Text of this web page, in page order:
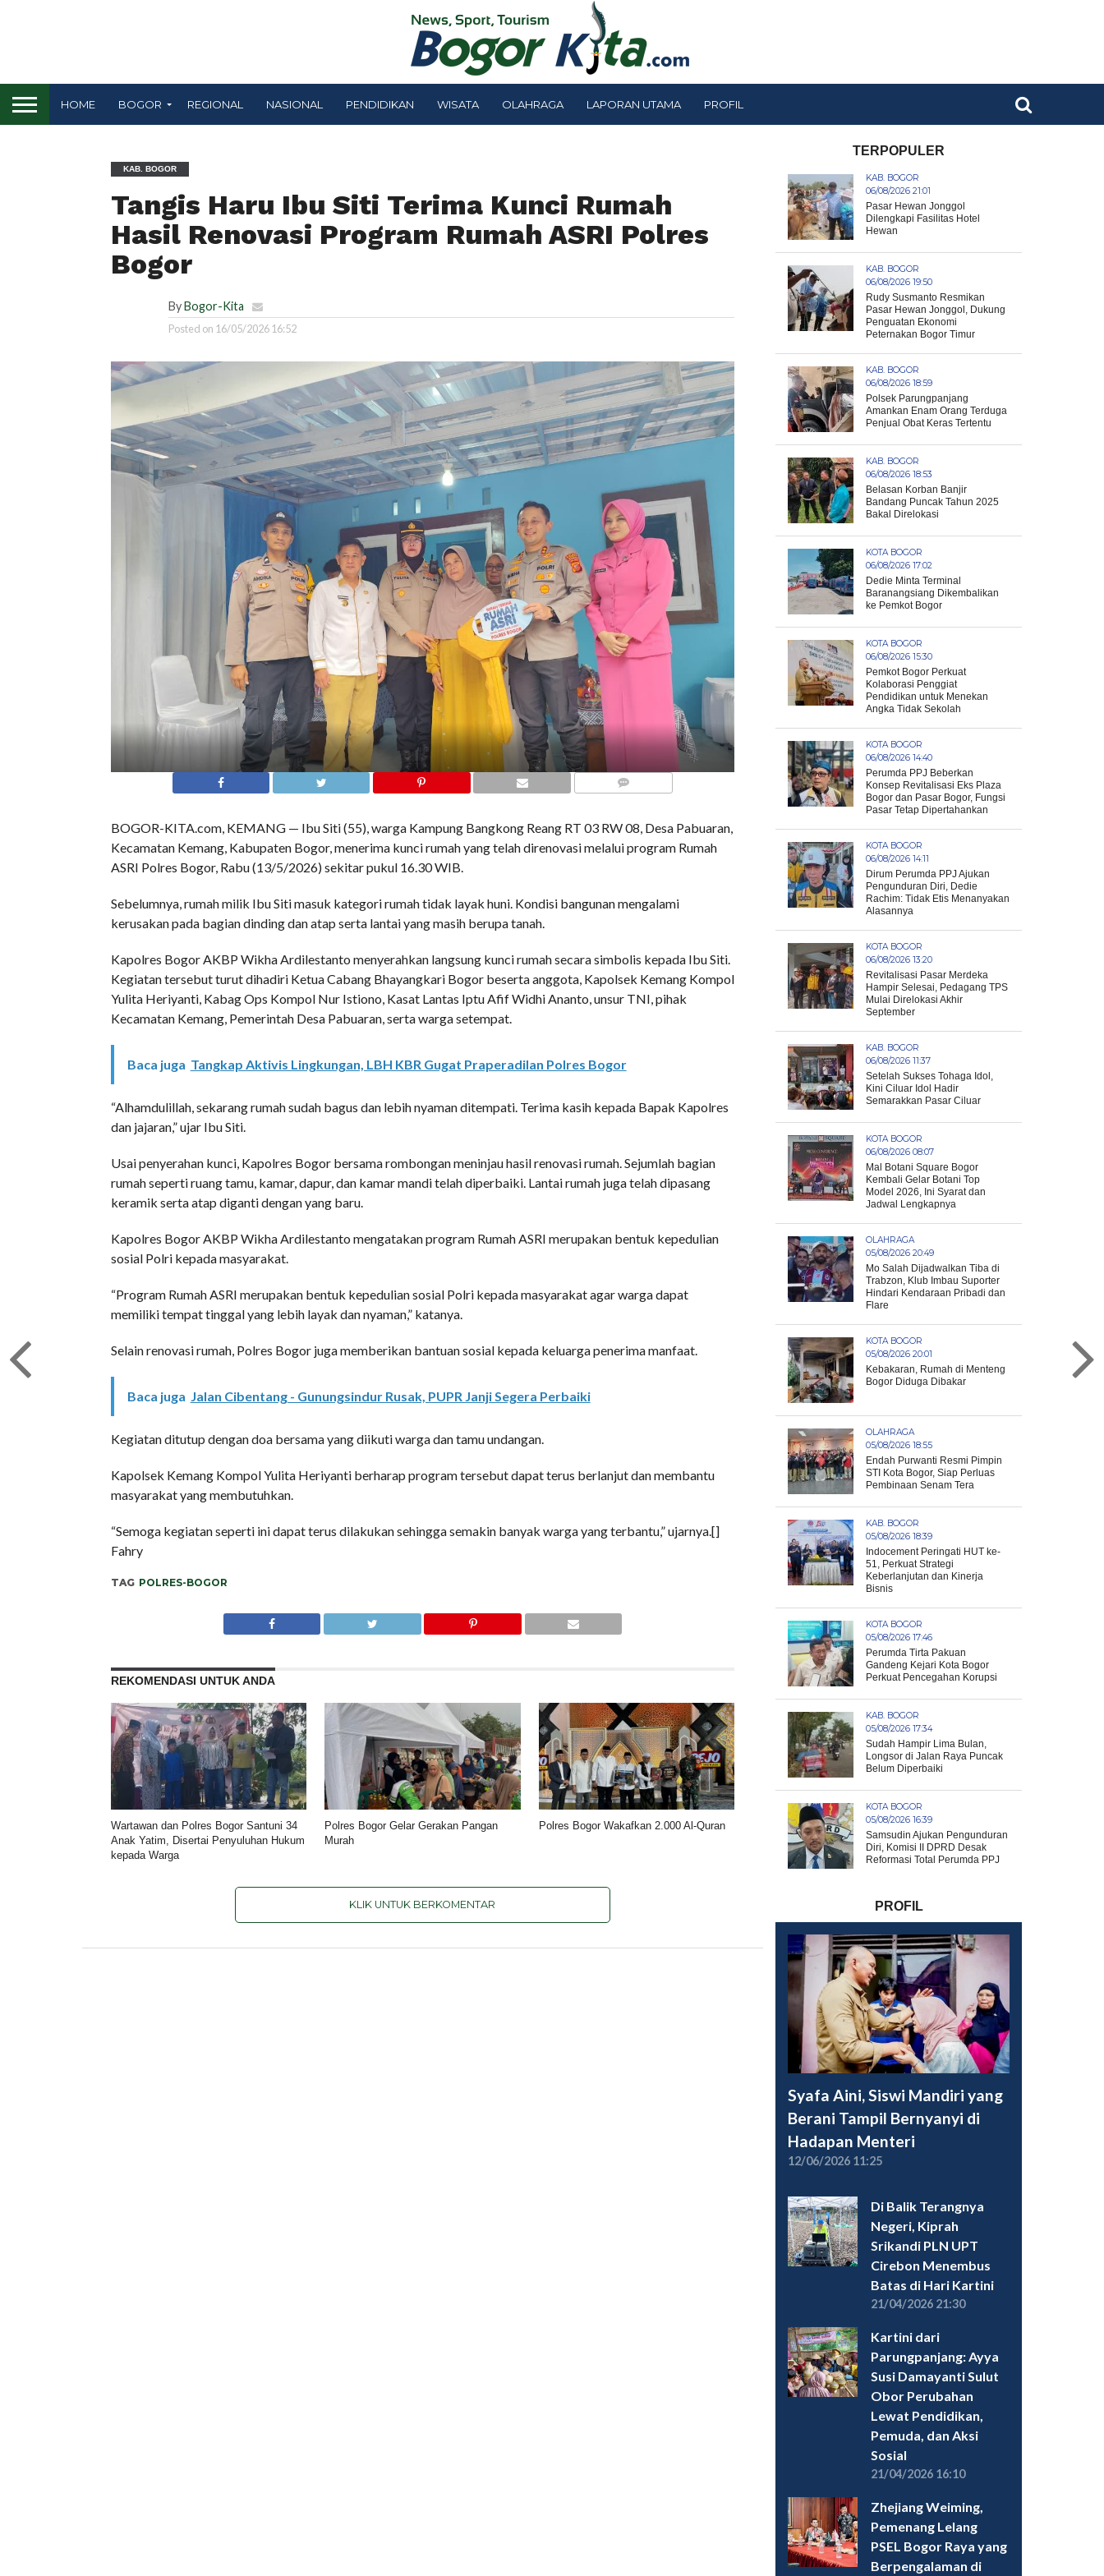
HOME BOGOR REGIONAL NASIONAL PENDIDIKAN WISATA OLAHRAGA LAPORAN UTAMA PROFIL
KAB. BOGOR
Tangis Haru Ibu Siti Terima Kunci Rumah
Hasil Renovasi Program Rumah ASRI Polres
Bogor
ByBogor-Kita
Posted on 16/05/2026 16:52
BOGOR-KITA.com, KEMANG — Ibu Siti (55), warga Kampung Bangkong Reang RT 03 RW 08, Desa Pabuaran,
Kecamatan Kemang, Kabupaten Bogor, menerima kunci rumah yang telah direnovasi melalui program Rumah
ASRI Polres Bogor, Rabu (13/5/2026) sekitar pukul 16.30 WIB.
Sebelumnya, rumah milik Ibu Siti masuk kategori rumah tidak layak huni. Kondisi bangunan mengalami
kerusakan pada bagian dinding dan atap serta lantai yang masih berupa tanah.
Kapolres Bogor AKBP Wikha Ardilestanto menyerahkan langsung kunci rumah secara simbolis kepada Ibu Siti.
Kegiatan tersebut turut dihadiri Ketua Cabang Bhayangkari Bogor beserta anggota, Kapolsek Kemang Kompol
Yulita Heriyanti, Kabag Ops Kompol Nur Istiono, Kasat Lantas Iptu Afif Widhi Ananto, unsur TNI, pihak
Kecamatan Kemang, Pemerintah Desa Pabuaran, serta warga setempat.
Baca juga Tangkap Aktivis Lingkungan, LBH KBR Gugat Praperadilan Polres Bogor
“Alhamdulillah, sekarang rumah sudah bagus dan lebih nyaman ditempati. Terima kasih kepada Bapak Kapolres
dan jajaran,” ujar Ibu Siti.
Usai penyerahan kunci, Kapolres Bogor bersama rombongan meninjau hasil renovasi rumah. Sejumlah bagian
rumah seperti ruang tamu, kamar, dapur, dan kamar mandi telah diperbaiki. Lantai rumah juga telah dipasang
keramik serta atap diganti dengan yang baru.
Kapolres Bogor AKBP Wikha Ardilestanto mengatakan program Rumah ASRI merupakan bentuk kepedulian
sosial Polri kepada masyarakat.
“Program Rumah ASRI merupakan bentuk kepedulian sosial Polri kepada masyarakat agar warga dapat
memiliki tempat tinggal yang lebih layak dan nyaman,” katanya.
Selain renovasi rumah, Polres Bogor juga memberikan bantuan sosial kepada keluarga penerima manfaat.
Baca juga Jalan Cibentang - Gunungsindur Rusak, PUPR Janji Segera Perbaiki
Kegiatan ditutup dengan doa bersama yang diikuti warga dan tamu undangan.
Kapolsek Kemang Kompol Yulita Heriyanti berharap program tersebut dapat terus berlanjut dan membantu
masyarakat yang membutuhkan.
“Semoga kegiatan seperti ini dapat terus dilakukan sehingga semakin banyak warga yang terbantu,” ujarnya.[]
Fahry
TAG POLRES-BOGOR
REKOMENDASI UNTUK ANDA
Wartawan dan Polres Bogor Santuni 34
Anak Yatim, Disertai Penyuluhan Hukum
kepada Warga
Polres Bogor Gelar Gerakan Pangan
Murah
Polres Bogor Wakafkan 2.000 Al-Quran
KLIK UNTUK BERKOMENTAR
TERPOPULER
KAB. BOGOR
06/08/2026 21:01
Pasar Hewan Jonggol
Dilengkapi Fasilitas Hotel
Hewan
KAB. BOGOR
06/08/2026 19:50
Rudy Susmanto Resmikan
Pasar Hewan Jonggol, Dukung
Penguatan Ekonomi
Peternakan Bogor Timur
KAB. BOGOR
06/08/2026 18:59
Polsek Parungpanjang
Amankan Enam Orang Terduga
Penjual Obat Keras Tertentu
KAB. BOGOR
06/08/2026 18:53
Belasan Korban Banjir
Bandang Puncak Tahun 2025
Bakal Direlokasi
KOTA BOGOR
06/08/2026 17:02
Dedie Minta Terminal
Baranangsiang Dikembalikan
ke Pemkot Bogor
KOTA BOGOR
06/08/2026 15:30
Pemkot Bogor Perkuat
Kolaborasi Penggiat
Pendidikan untuk Menekan
Angka Tidak Sekolah
KOTA BOGOR
06/08/2026 14:40
Perumda PPJ Beberkan
Konsep Revitalisasi Eks Plaza
Bogor dan Pasar Bogor, Fungsi
Pasar Tetap Dipertahankan
KOTA BOGOR
06/08/2026 14:11
Dirum Perumda PPJ Ajukan
Pengunduran Diri, Dedie
Rachim: Tidak Etis Menanyakan
Alasannya
KOTA BOGOR
06/08/2026 13:20
Revitalisasi Pasar Merdeka
Hampir Selesai, Pedagang TPS
Mulai Direlokasi Akhir
September
KAB. BOGOR
06/08/2026 11:37
Setelah Sukses Tohaga Idol,
Kini Ciluar Idol Hadir
Semarakkan Pasar Ciluar
KOTA BOGOR
06/08/2026 08:07
Mal Botani Square Bogor
Kembali Gelar Botani Top
Model 2026, Ini Syarat dan
Jadwal Lengkapnya
OLAHRAGA
05/08/2026 20:49
Mo Salah Dijadwalkan Tiba di
Trabzon, Klub Imbau Suporter
Hindari Kendaraan Pribadi dan
Flare
KOTA BOGOR
05/08/2026 20:01
Kebakaran, Rumah di Menteng
Bogor Diduga Dibakar
OLAHRAGA
05/08/2026 18:55
Endah Purwanti Resmi Pimpin
STI Kota Bogor, Siap Perluas
Pembinaan Senam Tera
KAB. BOGOR
05/08/2026 18:39
Indocement Peringati HUT ke-
51, Perkuat Strategi
Keberlanjutan dan Kinerja
Bisnis
KOTA BOGOR
05/08/2026 17:46
Perumda Tirta Pakuan
Gandeng Kejari Kota Bogor
Perkuat Pencegahan Korupsi
KAB. BOGOR
05/08/2026 17:34
Sudah Hampir Lima Bulan,
Longsor di Jalan Raya Puncak
Belum Diperbaiki
KOTA BOGOR
05/08/2026 16:39
Samsudin Ajukan Pengunduran
Diri, Komisi II DPRD Desak
Reformasi Total Perumda PPJ
PROFIL
Syafa Aini, Siswi Mandiri yang
Berani Tampil Bernyanyi di
Hadapan Menteri
12/06/2026 11:25
Di Balik Terangnya
Negeri, Kiprah
Srikandi PLN UPT
Cirebon Menembus
Batas di Hari Kartini
21/04/2026 21:30
Kartini dari
Parungpanjang: Ayya
Susi Damayanti Sulut
Obor Perubahan
Lewat Pendidikan,
Pemuda, dan Aksi
Sosial
21/04/2026 16:10
Zhejiang Weiming,
Pemenang Lelang
PSEL Bogor Raya yang
Berpengalaman di